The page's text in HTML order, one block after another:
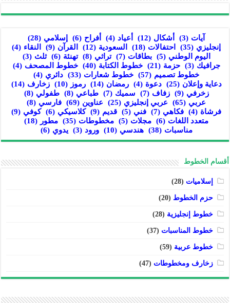
آيات (3) أشكال (12) أعياد (4) أفراح (6) إسلامي (28)
إنجليزي (35) احتفالات (18) السعودية (12) القرآن (9) النقاء (4)
اليوم الوطني (5) بطاقات (7) تراثي (8) تهنئة (6) ثلث (3)
جرافيك (3) حزمة (21) خطوط الكتابة (40) خطوط المصحف (4)
خطوط تصميم (57) خطوط شعارات (33) دائري (4)
دعاية وإعلان (25) دعوة (4) رمضان (14) رموز (10) زخارف (14)
زخرفي (9) زفاف (7) سميك (7) طباعي (8) طفولي (8)
عربي (65) عربي إنجليزي (25) عناوين (69) فارسي (8)
فرشاة (4) فكاهي (7) فني (5) قديم (9) كلاسيكي (6) كوفي (9)
متعدد اللغات (6) مجلات (5) مخطوطات (35) مطور (18)
مناسبات (38) هندسي (10) ورود (3) يدوي (6)
أقسام الخطوط
إسلاميات (28)
حزم الخطوط (20)
خطوط إنجليزية (28)
خطوط المناسبات (37)
خطوط عربية (59)
زخارف ومخطوطات (47)